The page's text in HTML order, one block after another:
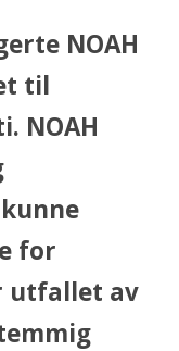
NOAH
til
NOAH
for
utfallet av